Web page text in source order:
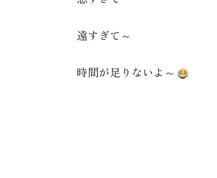
遠すぎて～
時間が足りないよ～